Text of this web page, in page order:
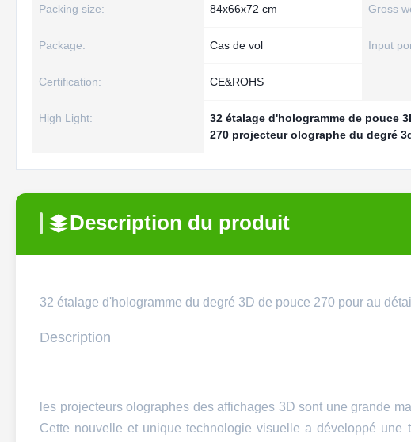
Packing size: 84x66x72 cm Gross
Package: Cas de vol Input
Certification: CE&ROHS
High Light: 32 étalage d'hologramme de pouce
270 projecteur olographe du degré
Description du produit
32 étalage d'hologramme du degré 3D de pouce 270 pour au
Description
les projecteurs olographes des affichages 3D sont une grande
Cette nouvelle et unique technologie visuelle a développé